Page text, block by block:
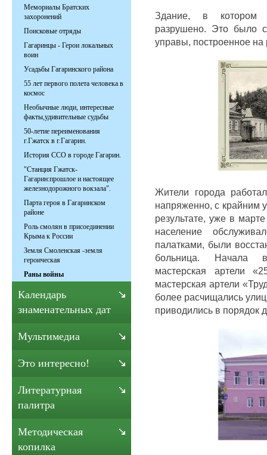
Здание, в котором
разрушено. Это было
управы, построенное на
Жители города
напряженно, с крайним
результате, уже в
население
палатками, были
больница. Начала
мастерская артели
мастерская артели
более расчищались
приводились в порядок
Мемориалы Братских
захоронений
Поисковые отряды
Гагаринцы - Герои локальных
воин
Усадьбы Гагаринского района
55 лет первого полета человека в
космос
Необычные люди, интересные
факты,удивительные судьбы
50-летие переименования
г.Гжатск в г.Гагарин.
История ССО в городе Гагарин.
"Станция Гжатск-
Гагарин:прошлое и настоящее
железнодорожного вокзала".
Парта героя в Гагаринском
районе
Роль смолян в присоединении
Крыма к России
Земля Смоленская -земля
героическая
Раны войны
Календарь
знаменательных дат
Мультимедиа
Это интересно!
Литературная
палитра
Методическая
копилка